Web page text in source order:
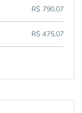
R$ 790,07
R$ 475,07